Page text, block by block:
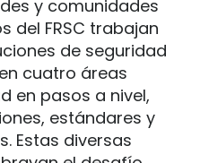
y comunidades
del FRSC trabajan
de seguridad
cuatro áreas
en pasos a nivel,
estándares y
Estas diversas